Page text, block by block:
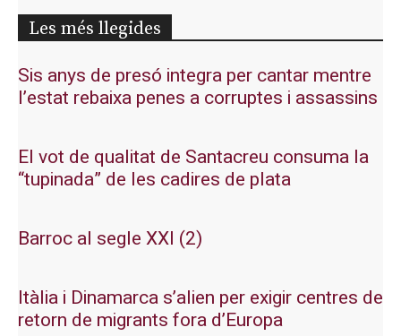
Les més llegides
Sis anys de presó integra per cantar mentre
l’estat rebaixa penes a corruptes i assassins
El vot de qualitat de Santacreu consuma la
“tupinada” de les cadires de plata
Barroc al segle XXI (2)
Itàlia i Dinamarca s’alien per exigir centres de
retorn de migrants fora d’Europa